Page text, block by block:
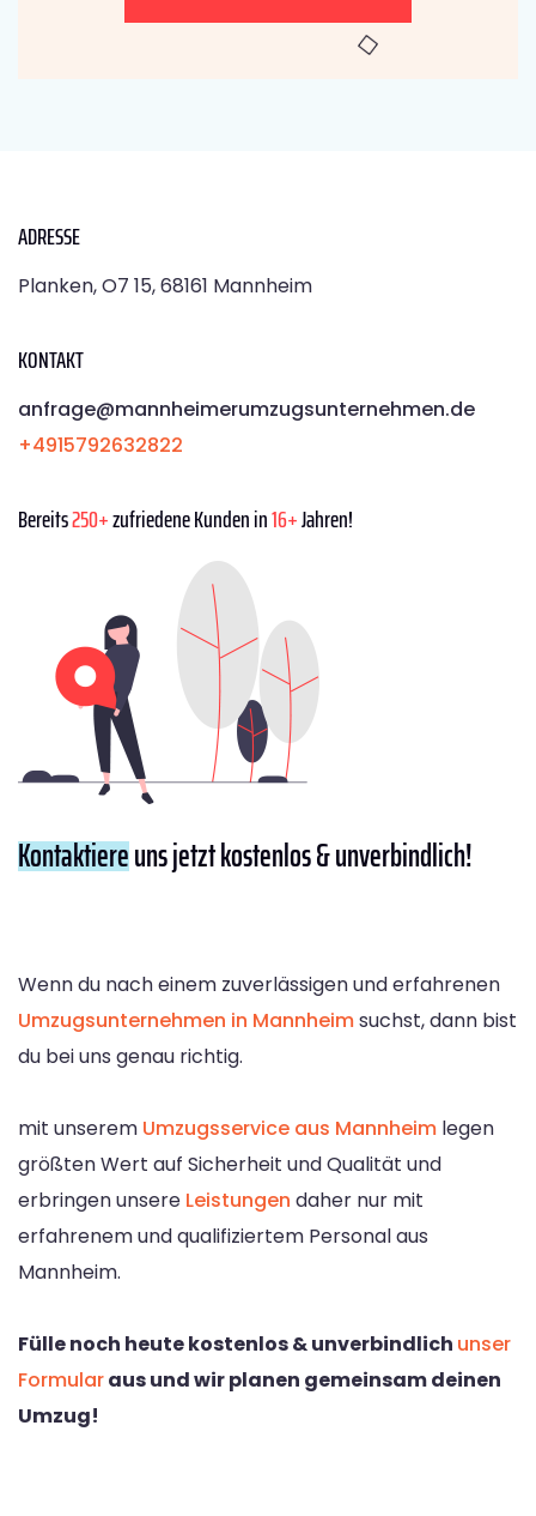
ADRESSE
Planken, O7 15, 68161 Mannheim
KONTAKT
anfrage@mannheimerumzugsunternehmen.de
+4915792632822
Bereits250+zufriedene Kunden in16+Jahren!
Kontaktiereuns jetzt kostenlos & unverbindlich!
Wenn du nach einem zuverlässigen und erfahrenen
Umzugsunternehmen in Mannheimsuchst, dann bist
du bei uns genau richtig.
mit unserem Umzugsservice aus Mannheim legen
größten Wert auf Sicherheit und Qualität und
erbringen unsere Leistungen daher nur mit
erfahrenem und qualifiziertem Personal aus
Mannheim.
Fülle noch heute kostenlos & unverbindlich unser
Formularaus und wir planen gemeinsam deinen
Umzug!